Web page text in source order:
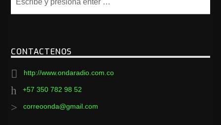
CONTACTENOS
http://www.ondaradio.com.co
+57 350 782 98 52
correoonda@gmail.com